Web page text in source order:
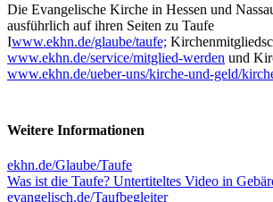
Die Evangelische Kirche in Hessen und
ausführlich auf ihren Seiten zu Taufe
Iwww.ekhn.de/glaube/taufe;
www.ekhn.de/service/mitglied-werden und
www.ekhn.de/ueber-uns/kirche-und-geld/
Weitere Informationen
ekhn.de/Glaube/Taufe
Was ist die Taufe? Untertiteltes Video in
evangelisch.de/Taufbegleiter